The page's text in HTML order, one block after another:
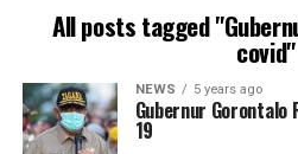
All posts tagged
covid"
NEWS 5 years ago
Gubernur Gorontalo
19